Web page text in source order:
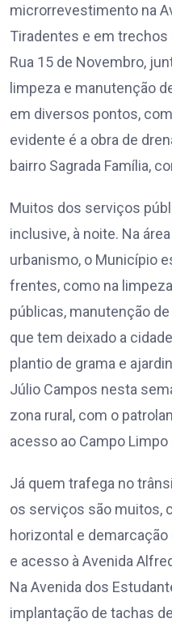
microrrevestimento na
Tiradentes e em trechos
Rua 15 de Novembro,
limpeza e manutenção
em diversos pontos,
evidente é a obra de
bairro Sagrada Família,
Muitos dos serviços
inclusive, à noite. Na
urbanismo, o Município
frentes, como na
públicas, manutenção
que tem deixado a
plantio de grama e
Júlio Campos nesta
zona rural, com o
acesso ao Campo Limpo
Já quem trafega no
os serviços são muitos,
horizontal e
e acesso à Avenida
Na Avenida dos
implantação de tachas